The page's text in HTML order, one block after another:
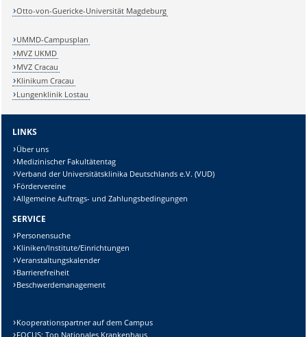
Otto-von-Guericke-Universität Magdeburg
UMMD-Campusplan
MVZ UKMD
MVZ Cracau
Klinikum Cracau
Lungenklinik Lostau
LINKS
Über uns
Medizinischer Fakultätentag
Verband der Universitätsklinika Deutschlands e.V. (VUD)
Fördervereine
Allgemeine Auftrags- und Zahlungsbedingungen
SERVICE
Personensuche
Kliniken/Institute/Einrichtungen
Veranstaltungskalender
Barrierefreiheit
Beschwerdemanagement
Kooperationspartner auf dem Campus
FOCUS: Top Nationales Krankenhaus